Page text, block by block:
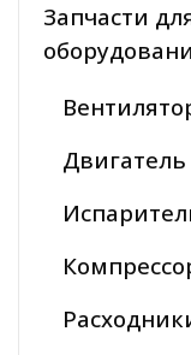
Запчасти